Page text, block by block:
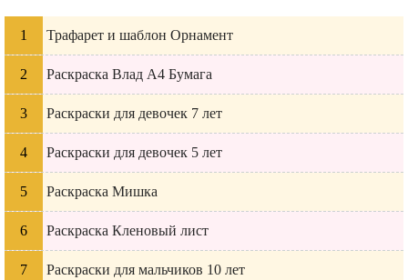
Трафарет и шаблон Орнамент
Раскраска Влад А4 Бумага
Раскраски для девочек 7 лет
Раскраски для девочек 5 лет
Раскраска Мишка
Раскраска Кленовый лист
Раскраски для мальчиков 10 лет